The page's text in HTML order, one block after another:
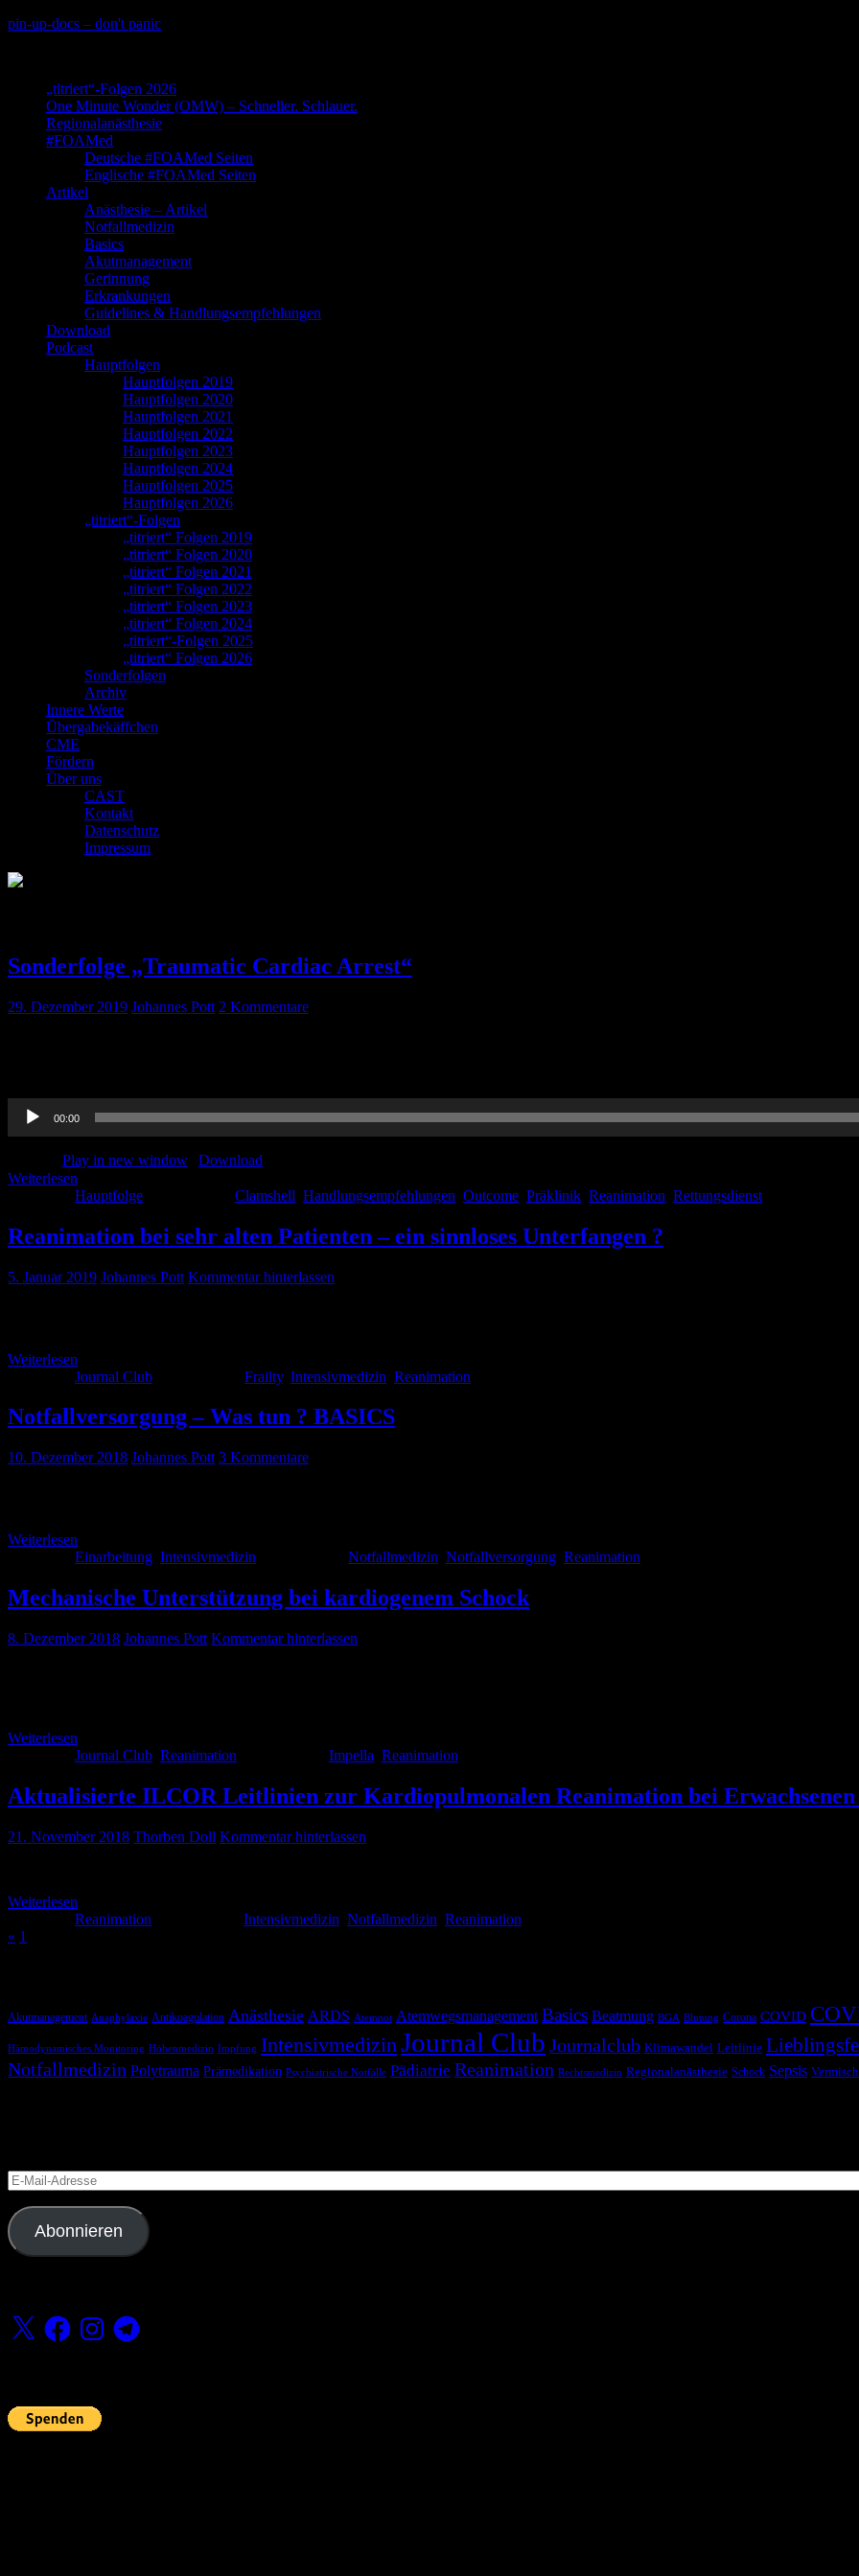
Skip
pin-up-docs – don't panic
„titriert“-Folgen 2026
One Minute Wonder (OMW) – Schneller. Schlauer.
Regionalanästhesie
#FOAMed
Deutsche #FOAMed Seiten
Englische #FOAMed Seiten
Artikel
Anästhesie – Artikel
Notfallmedizin
Basics
Akutmanagement
Gerinnung
Erkrankungen
Guidelines & Handlungsempfehlungen
Download
Podcast
Hauptfolgen
Hauptfolgen 2019
Hauptfolgen 2020
Hauptfolgen 2021
Hauptfolgen 2022
Hauptfolgen 2023
Hauptfolgen 2024
Hauptfolgen 2025
Hauptfolgen 2026
„titriert“-Folgen
„titriert“ Folgen 2019
„titriert“ Folgen 2020
„titriert“ Folgen 2021
„titriert“ Folgen 2022
„titriert“ Folgen 2023
„titriert“ Folgen 2024
„titriert“-Folgen 2025
„titriert“ Folgen 2026
Sonderfolgen
Archiv
Innere Werte
Übergabekäffchen
CME
Fördern
Über uns
CAST
Kontakt
Datenschutz
Impressum
Sonderfolge „Traumatic Cardiac Arrest“
29. Dezember 2019 Johannes Pott 2 Kommentare
Audio-
Player
00:00
Play in new window
Download
Weiterlesen
Hauptfolge Clamshell Handlungsempfehlungen Outcome Präklinik Reanimation Rettungsdienst
Reanimation bei sehr alten Patienten – ein sinnloses Unterfangen ?
5. Januar 2019 Johannes Pott Kommentar hinterlassen
Weiterlesen
Journal Club Frailty, Intensivmedizin Reanimation
Notfallversorgung – Was tun ? BASICS
10. Dezember 2018 Johannes Pott 3 Kommentare
Weiterlesen
Einarbeitung Intensivmedizin Notfallmedizin Notfallversorgung Reanimation
Mechanische Unterstützung bei kardiogenem Schock
8. Dezember 2018 Johannes Pott Kommentar hinterlassen
Weiterlesen
Journal Club Reanimation Impella Reanimation
Aktualisierte ILCOR Leitlinien zur Kardiopulmonalen Reanimation bei
21. November 2018 Thorben Doll Kommentar hinterlassen
Weiterlesen
Reanimation Intensivmedizin Notfallmedizin Reanimation
« 1
Akutmanagement Anaphylaxie Antikoagulation Anästhesie ARDS Atemnot Atemwegsmanagement Basics Beatmung BGA Blutung Corona COVID
Hämodynamisches Monitoring Höhenmedizin Impfung IntensivmedizinJournal Club Journalclub Klimawandel Leitlinie
Notfallmedizin Polytrauma Prämedikation Psychiatrische Notfälle Pädiatrie Reanimation Rechtsmedizin Regionalanästhesie Schock Sepsis
E-
Mail-
Adresse
Abonnieren
X FacebookInstagramTelegram